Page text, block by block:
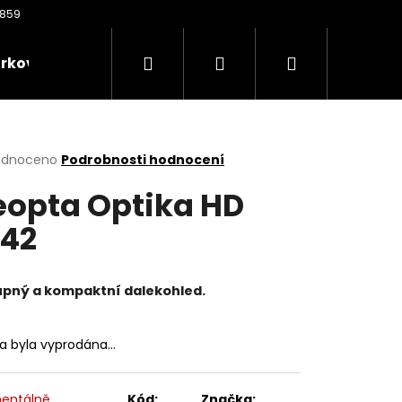
poukazy Oděvy Kontakty
Hledat PřihlášeníNákupní
Podrobnosti hodnocení
Optika HD
a kompaktní dalekohled.
byla vyprodána…